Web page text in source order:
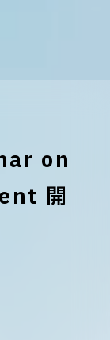
on
開